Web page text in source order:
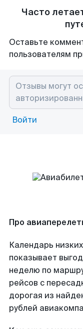
Часто
Оставьте
пользователям
Войти
Про
Календарь
показывает
неделю по
рейсов с
дорогая из
рублей